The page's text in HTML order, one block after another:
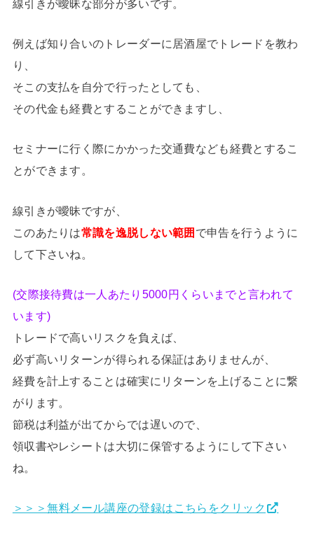
線引きが曖昧な部分が多いです。
例えば知り合いのトレーダーに居酒屋でトレードを教わ
り、
そこの支払を自分で行ったとしても、
その代金も経費とすることができますし、
セミナーに行く際にかかった交通費なども経費とするこ
とができます。
線引きが曖昧ですが、
このあたりは常識を逸脱しない範囲 で申告を行うように
して下さいね。
(交際接待費は一人あたり5000円くらいまでと言われて
います)
トレードで高いリスクを負えば、
必ず高いリターンが得られる保証はありませんが、
経費を計上することは確実にリターンを上げることに繋
がります。
節税は利益が出てからでは遅いので、
領収書やレシートは大切に保管するようにして下さい
ね。
＞＞＞無料メール講座の登録はこちらをクリック